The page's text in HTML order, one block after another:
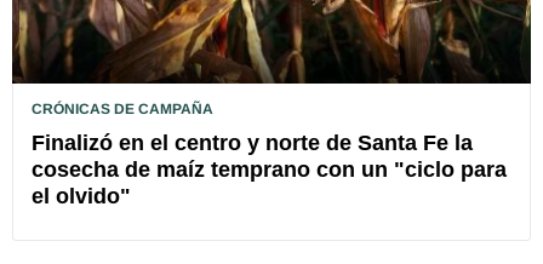
CRÓNICAS DE CAMPAÑA
Finalizó en el centro y norte de Santa Fe la
cosecha de maíz temprano con un "ciclo para
el olvido"